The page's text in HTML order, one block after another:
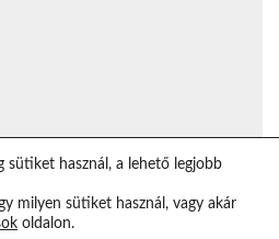
sütiket használ, a lehető legjobb
milyen sütiket használ, vagy akár
oldalon.